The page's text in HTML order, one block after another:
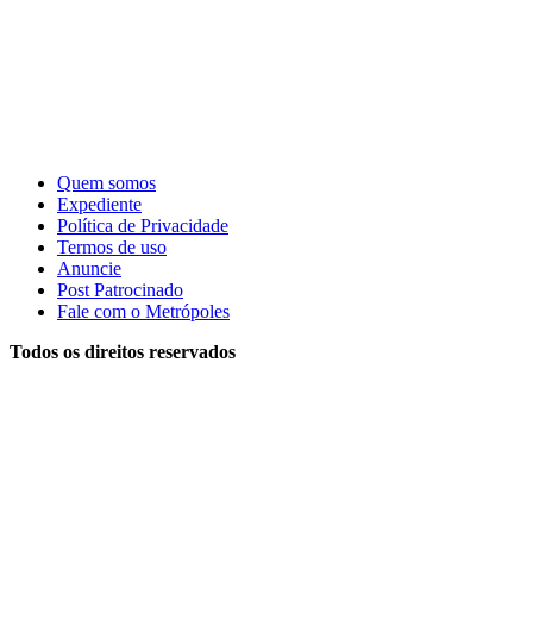
Quem somos
Expediente
Política de Privacidade
Termos de uso
Anuncie
Post Patrocinado
Fale com o Metrópoles
Todos os direitos reservados